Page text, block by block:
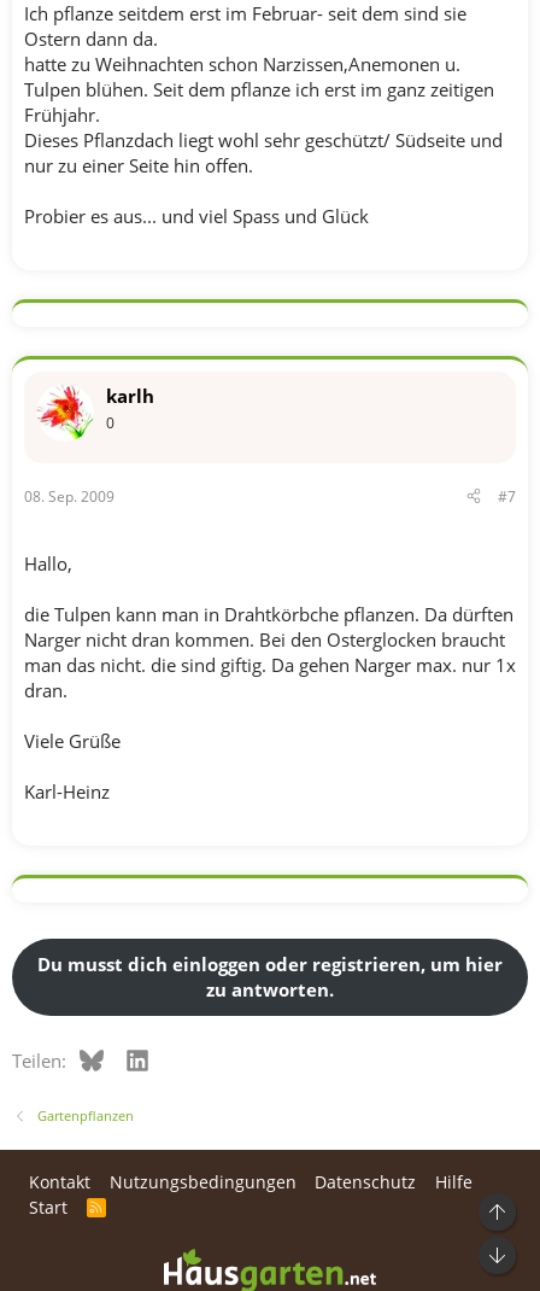
Ich pflanze seitdem erst im Februar- seit dem sind sie
Ostern dann da.
hatte zu Weihnachten schon Narzissen,Anemonen u.
Tulpen blühen. Seit dem pflanze ich erst im ganz zeitigen
Frühjahr.
Dieses Pflanzdach liegt wohl sehr geschützt/ Südseite und
nur zu einer Seite hin offen.
Probier es aus... und viel Spass und Glück
karlh
0
08. Sep. 2009 #7
Hallo,
die Tulpen kann man in Drahtkörbche pflanzen. Da dürften
Narger nicht dran kommen. Bei den Osterglocken braucht
man das nicht. die sind giftig. Da gehen Narger max. nur 1x
dran.
Viele Grüße
Karl-Heinz
Du musst dich einloggen oder registrieren, um hier
zu antworten.
Teilen: BlueskyLinkedIn
Gartenpflanzen
Kontakt Nutzungsbedingungen Datenschutz
Hilfe
Start
R